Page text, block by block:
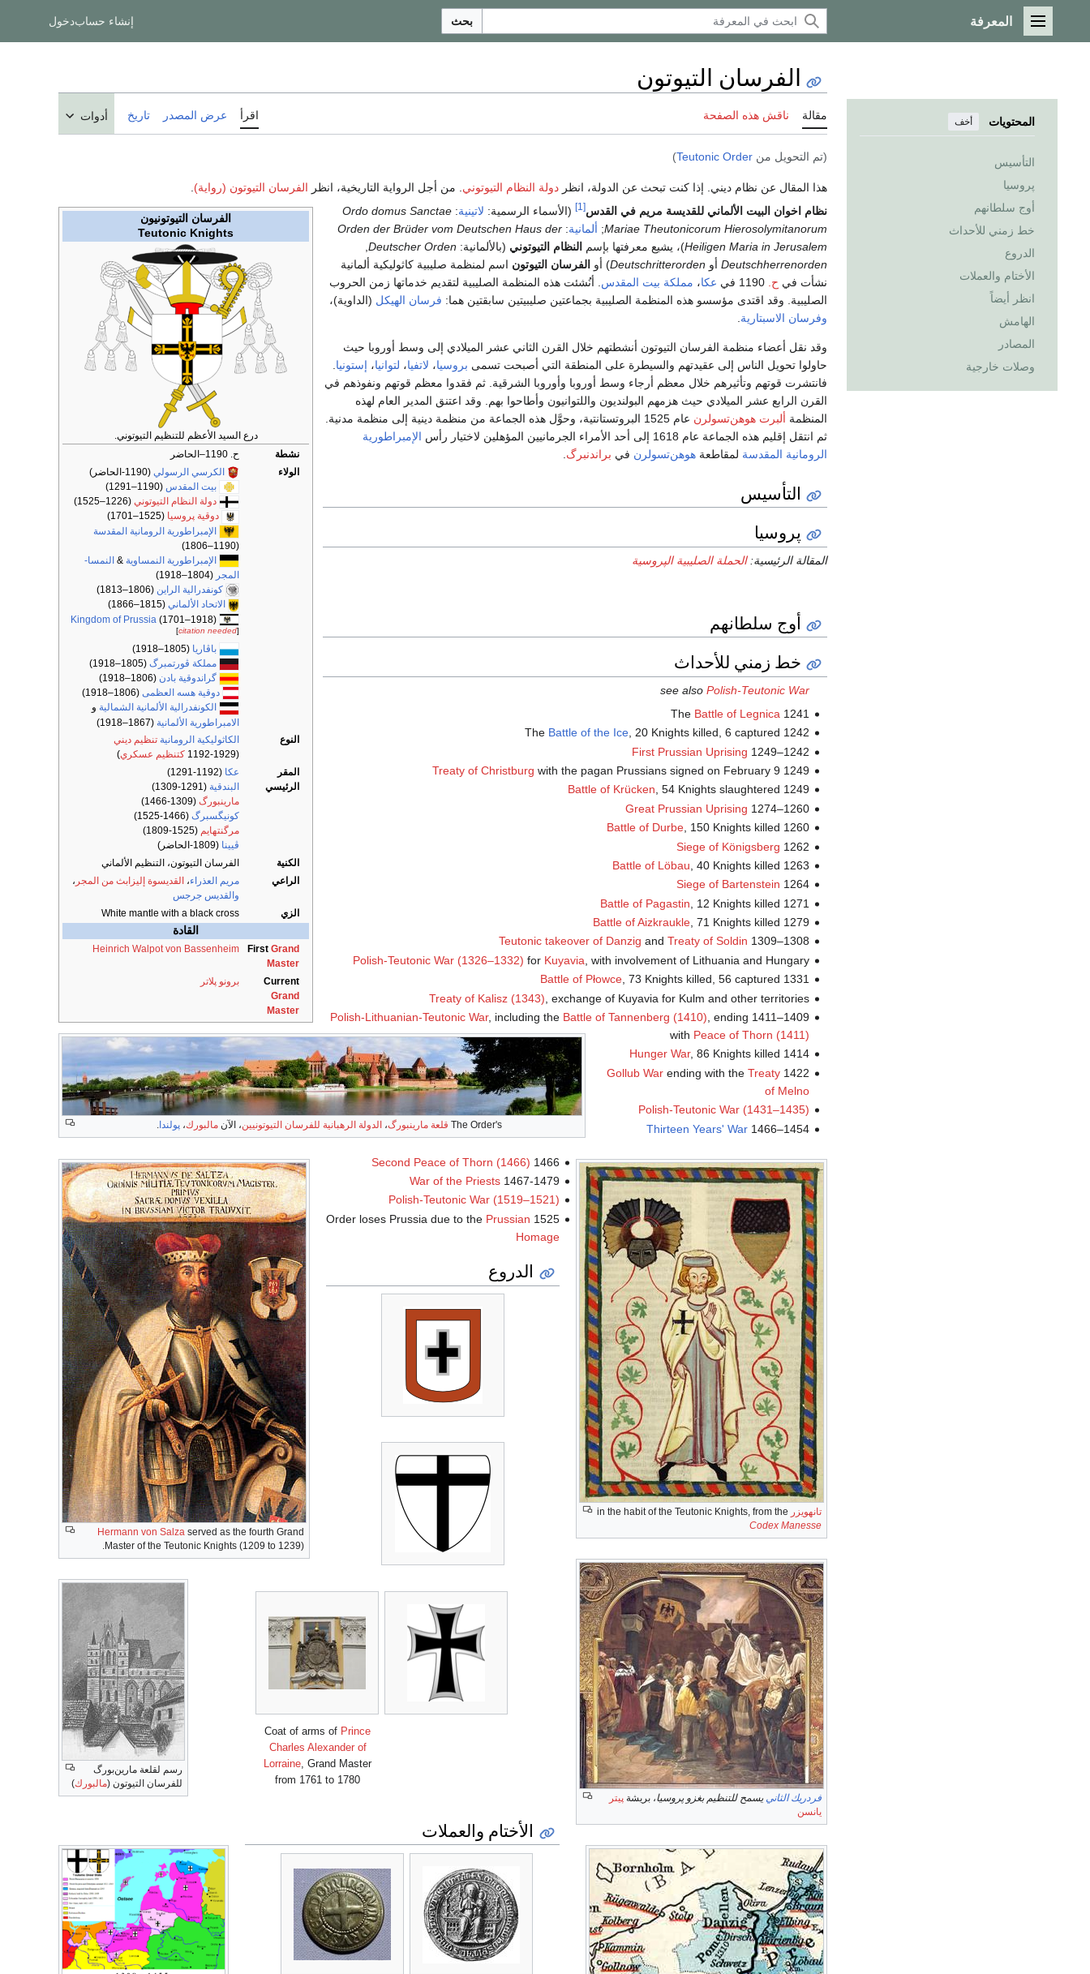
القائمة الرئيسية
المعرفة بحث إنشاء حسابدخول
المحتويات أخف
التأسيس
پروسيا
أوج سلطانهم
خط زمني للأحداث
الدروع
الأختام والعملات
انظر أيضاً
الهامش
المصادر
وصلات خارجية
الفرسان التيوتون
مقالة ناقش هذه الصفحة اقرأ عرض المصدر تاريخ أدوات
(تم التحويل من Teutonic Order
)
هذا المقال عن نظام ديني. إذا كنت تبحث عن الدولة، انظر دولة النظام التيوتوني . من أجل الرواية التاريخية، انظر الفرسان التيوتون (رواية)
الفرسان التيوتونيون
Teutonic Knights
درع السيد الأعظم للتنظيم التيوتوني.
نشطة
ح. 1190–الحاضر
الولاء
الكرسي الرسولي (1190-الحاضر)
بيت المقدس (1190–1291)
دولة النظام التيوتوني (1226–1525)
دوقية پروسيا (1525–1701)
الإمبراطورية الرومانية المقدسة
(1190–1806)
الإمبراطورية النمساوية & النمسا-
المجر (1804–1918)
كونفدرالية الراين (1806–1813)
الاتحاد الألماني (1815–1866)
Kingdom of Prussia (1701–1918)
[citation needed]
باڤاريا (1805–1918)
مملكة ڤورتمبرگ (1805–1918)
گراندوقية بادن (1806–1918)
دوقية هسه العظمى (1806–1918)
الكونفدرالية الألمانية الشمالية و
الامبراطورية الألمانية (1867–1918)
النوع
الكاثوليكية الرومانية تنظيم ديني
(1192-1929
كتنظيم عسكري)
المقر
الرئيسي
عكا (1192-1291)
البندقية (1291-1309)
مارينبورگ (1309-1466)
كونيگسبرگ (1466-1525)
مرگنتهايم (1525-1809)
ڤيينا (1809-الحاضر)
الكنية
الفرسان التيوتون، التنظيم الألماني
الراعي
مريم العذراء، القديسوة إليزابث من المجر ،
والقديس جرجس
الزي
White mantle with a black cross
القادة
First Grand
Master
Heinrich Walpot von Bassenheim
Current
Grand
Master
برونو پلاتر
نظام اخوان البيت الألماني للقديسة مريم في القدس[1] (الأسماء الرسمية: لاتينية:
Ordo domus Sanctae
Mariae Theutonicorum Hierosolymitanorum
; ألمانية:
Orden der Brüder vom Deutschen Haus der
Heiligen Maria in Jerusalem)، يشيع معرفتها بإسم النظام التيوتوني (بالألمانية: Deutscher Orden
Deutschherrenorden أو Deutschritterorden) أو الفرسان التيوتون اسم لمنظمة صليبية كاثوليكية ألمانية
نشأت في ح. عكا، مملكة بيت المقدس . أنُشئت هذه المنظمة الصليبية لتقديم خدماتها زمن الحروب
الصليبية. وقد اقتدى مؤسسو هذه المنظمة الصليبية بجماعتين صليبيتين سابقتين هما: فرسان الهيكل (الداوية)،
وفرسان الاسبتارية
وقد نقل أعضاء منظمة الفرسان التيوتون أنشطتهم خلال القرن الثاني عشر الميلادي إلى وسط أوروبا حيث
حاولوا تحويل الناس إلى عقيدتهم والسيطرة على المنطقة التي أصبحت تسمى بروسيا، لاتفيا، لتوانيا، إستونيا
فانتشرت قوتهم وتأثيرهم خلال معظم أرجاء وسط أوروبا وأوروبا الشرقية. ثم فقدوا معظم قوتهم ونفوذهم في
القرن الرابع عشر الميلادي حيث هزمهم البولنديون واللتوانيون وأطاحوا بهم. وقد اعتنق المدير العام لهذه
المنظمة ألبرت هوهن‌تسولرن
عام 1525 البروتستانتية، وحوَّل هذه الجماعة من منظمة دينية إلى منظمة مدنية.
ثم انتقل إقليم هذه الجماعة عام 1618 إلى أحد الأمراء الجرمانيين المؤهلين لاختيار رأس
الإمبراطورية
الرومانية المقدسة لمقاطعة هوهن‌تسولرن في براندنبرگ
The Order's قلعة مارينبورگ، الدولة الرهبانية للفرسان التيوتونيين، الآن مالبورك، پولندا .
التأسيس
تانهويزر
Codex Manesse
Hermann von Salza served as the fourth Grand
Master of the Teutonic Knights (1209 to 1239).
پروسيا
المقالة الرئيسية:الحملة الصليبية الپروسية
فردريك الثاني يسمح للتنظيم بغزو پروسيا، بريشة پيتر
يانسن
رسم لقلعة مارين‌بورگ
للفرسان التيوتون (مالبورك)
أوج سلطانهم
خط زمني للأحداث
see also Polish-Teutonic War
1241 The
Battle of Legnica
1242 The
Battle of the Ice, 20 Knights killed, 6 captured
1242–1249
First Prussian Uprising
1249
Treaty of Christburg with the pagan Prussians signed on February 9
1249
Battle of Krücken, 54 Knights slaughtered
1260–1274
Great Prussian Uprising
1260
Battle of Durbe, 150 Knights killed
1262
Siege of Königsberg
1263
Battle of Löbau , 40 Knights killed
1264
Siege of Bartenstein
1271
Battle of Pagastin , 12 Knights killed
1279
Battle of Aizkraukle, 71 Knights killed
1308–1309
Teutonic takeover of Danzig and Treaty of Soldin
Polish-Teutonic War (1326–1332) for Kuyavia , with involvement of Lithuania and Hungary
1331
Battle of Płowce, 73 Knights killed, 56 captured
Treaty of Kalisz (1343) , exchange of Kuyavia for Kulm and other territories
1409–1411
Polish-Lithuanian-Teutonic War, including the Battle of Tannenberg (1410) , ending
with Peace of Thorn (1411)
1414
Hunger War, 86 Knights killed
1422
Gollub Warending with the Treaty
of Melno
Polish-Teutonic War (1431–1435)
1454–1466
Thirteen Years' War
1466
Second Peace of Thorn (1466)
1467-1479
War of the Priests
Polish-Teutonic War (1519–1521)
1525 Order loses Prussia due to the
Prussian
Homage
الدروع
Coat of arms of Prince
Charles Alexander of
Lorraine , Grand Master
from 1761 to 1780
الأختام والعملات